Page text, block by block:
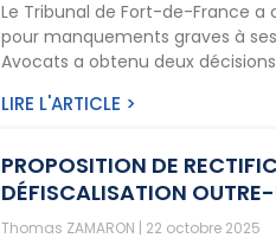
Le Tribunal de Fort-de-France
pour manquements graves à
Avocats a obtenu deux
LIRE L'ARTICLE >
PROPOSITION DE
DÉFISCALISATION
Thomas ZAMARON 22 octobre 2025